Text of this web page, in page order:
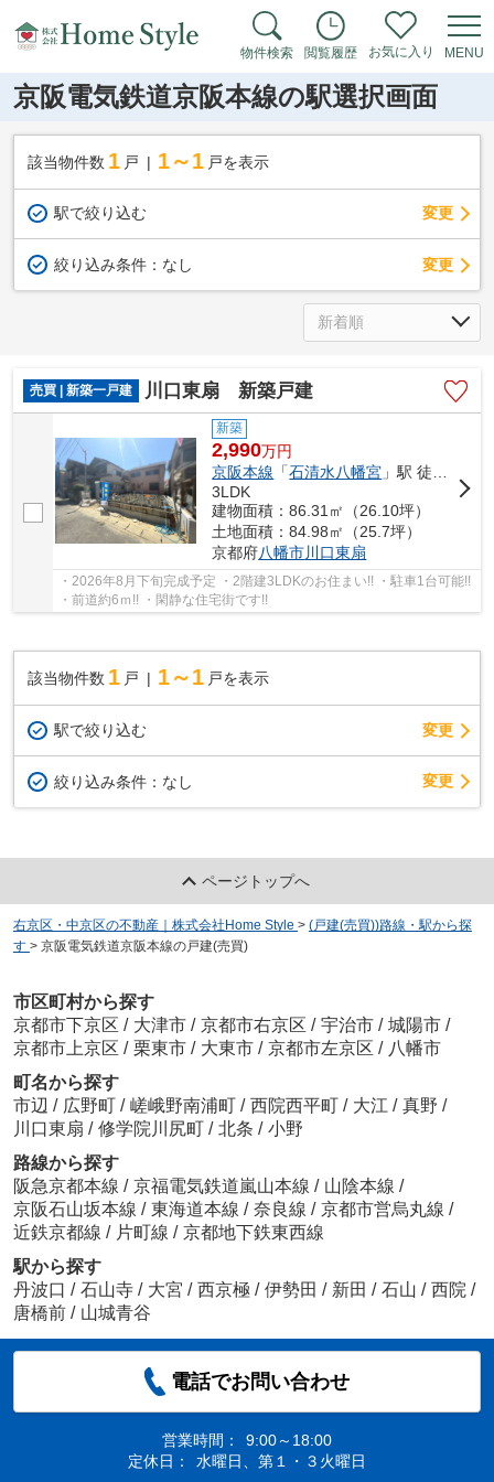
物件検索 閲覧履歴 お気に入り MENU
京阪電気鉄道京阪本線の駅選択画面
該当物件数 1 戸 1～1 戸を表示
駅で絞り込む 変更
絞り込み条件： なし 変更
売買 | 新築一戸建 川口東扇 新築戸建
新築
2,990万円
京阪本線 「石清水八幡宮 」駅 徒歩30分
3LDK
建物面積：86.31㎡（26.10坪）
土地面積：84.98㎡（25.7坪）
京都府八幡市川口東扇
・2026年8月下旬完成予定 ・2階建3LDKのお住まい!! ・駐車1台可能!!
・前道約6ｍ!! ・閑静な住宅街です!!
該当物件数 1 戸 1～1 戸を表示
駅で絞り込む 変更
絞り込み条件： なし 変更
ページトップへ
右京区・中京区の不動産｜株式会社Home Style > (戸建(売買))路線・駅から探
す > 京阪電気鉄道京阪本線の戸建(売買)
市区町村から探す
京都市下京区 / 大津市 / 京都市右京区 / 宇治市 / 城陽市 /
京都市上京区 / 栗東市 / 大東市 / 京都市左京区 / 八幡市
町名から探す
市辺 / 広野町 / 嵯峨野南浦町 / 西院西平町 / 大江 / 真野 /
川口東扇 / 修学院川尻町 / 北条 / 小野
路線から探す
阪急京都本線 / 京福電気鉄道嵐山本線 / 山陰本線 /
京阪石山坂本線 / 東海道本線 / 奈良線 / 京都市営烏丸線 /
近鉄京都線 / 片町線 / 京都地下鉄東西線
駅から探す
丹波口 / 石山寺 / 大宮 / 西京極 / 伊勢田 / 新田 / 石山 / 西院 /
唐橋前 / 山城青谷
電話でお問い合わせ
営業時間：
9:00～18:00
定休日：
水曜日、第１・３火曜日